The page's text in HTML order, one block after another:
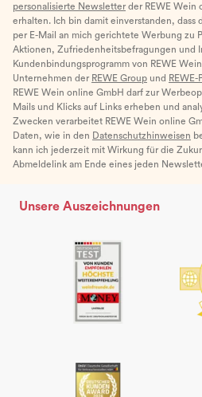
personalisierte Newsletter der REWE Wein
erhalten. Ich bin damit einverstanden, dass
per E-Mail an mich gerichtete Werbung zu
Aktionen, Zufriedenheitsbefragungen und
Kundenbindungsprogramm von REWE
Unternehmen der REWE Group und
REWE Wein online GmbH darf zur
Mails und Klicks auf Links erheben und
Zwecken verarbeitet REWE Wein online
Daten, wie in den Datenschutzhinweisen
kann ich jederzeit mit Wirkung für die
Abmeldelink am Ende eines jeden
Unsere Auszeichnungen